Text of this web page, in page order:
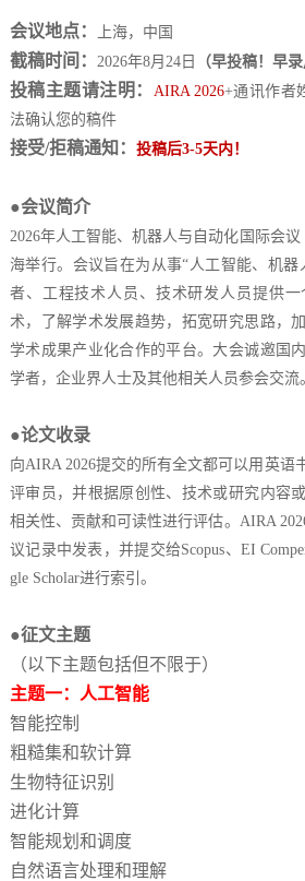
会议地点： 上海，中国
截稿时间： 2026年8月24日 （早投稿！早
投稿主题请注明： AIRA 2026+通讯作者
法确认您的稿件
接受/拒稿通知： 投稿后3-5天内！
●会议简介
2026年人工智能、机器人与自动化国际会议
海举行。会议旨在为从事“ 人工智能、机器
者、工程技术人员、技术研发人员提供
术，了解学术发展趋势，拓宽研究思路，
学术成果产业化合作的平台。大会诚邀国
学者，企业界人士及其他相关人员参会交流
●论文收录
向AIRA 2026提交的所有全文都可以用英语
评审员，并根据原创性、技术或研究内容
相关性、贡献和可读性进行评估。 AIRA
议记录中发表，并提交给Scopus、EI
gle Scholar进行索引。
●征文主题
（以下主题包括但不限于）
主题一：人工智能
智能控制
粗糙集和软计算
生物特征识别
进化计算
智能规划和调度
自然语言处理和理解